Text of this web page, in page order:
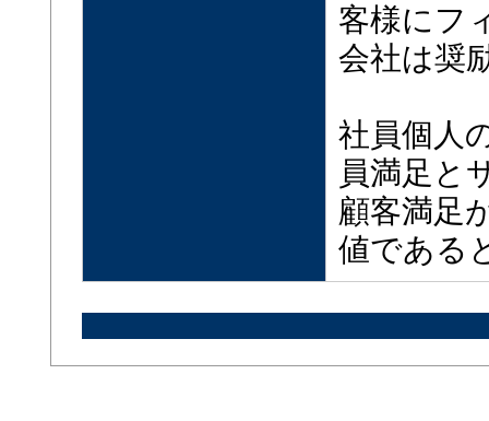
客様にフ
会社は奨
社員個人
員満足と
顧客満足
値である